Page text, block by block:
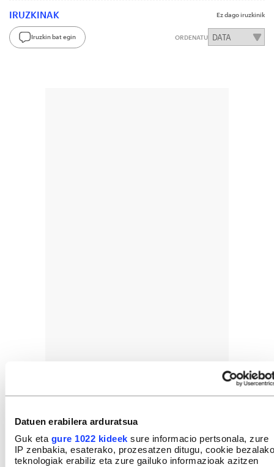
Datuen erabilera arduratsua
Guk eta gure 1022 kideek sure informacio pertsonala, zure
IP zenbakia, esaterako, prozesatzen ditugu, cookie bezalako
teknologiak erabiliz eta zure gailuko informazioak azitzen
IRUZKINAK Ez dago iruzkinik
Iruzkin bat egin ORDENATU